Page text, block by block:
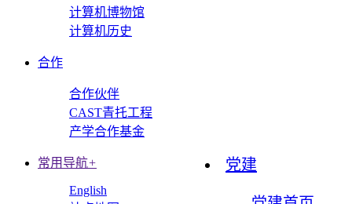
计算机博物馆
计算机历史
合作
合作伙伴
CAST青托工程
产学合作基金
党建
常用导航+
English